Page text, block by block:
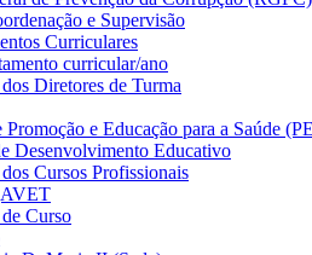
e Supervisão
Curriculares
curricular/ano
Diretores de Turma
Promoção e Educação para a Saúde
Desenvolvimento Educativo
Cursos Profissionais
Curso